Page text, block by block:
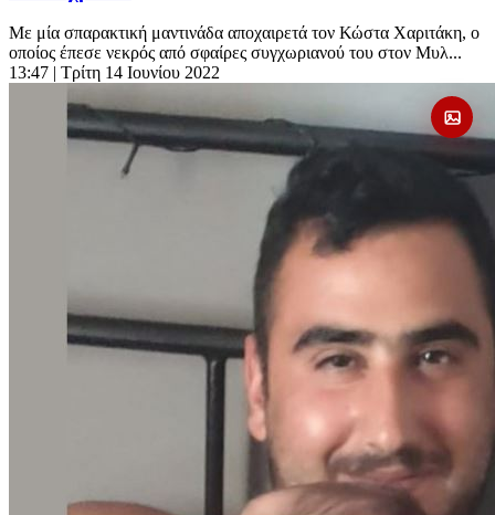
Με μία σπαρακτική μαντινάδα αποχαιρετά τον Κώστα Χαριτάκη, ο
οποίος έπεσε νεκρός από σφαίρες συγχωριανού του στον Μυλ...
13:47 | Τρίτη 14 Ιουνίου 2022